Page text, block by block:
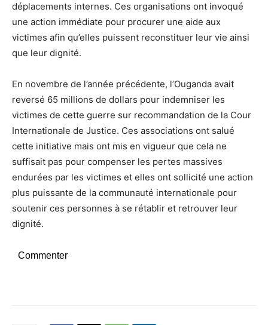
déplacements internes. Ces organisations ont invoqué
une action immédiate pour procurer une aide aux
victimes afin qu’elles puissent reconstituer leur vie ainsi
que leur dignité.
En novembre de l’année précédente, l’Ouganda avait
reversé 65 millions de dollars pour indemniser les
victimes de cette guerre sur recommandation de la Cour
Internationale de Justice. Ces associations ont salué
cette initiative mais ont mis en vigueur que cela ne
suffisait pas pour compenser les pertes massives
endurées par les victimes et elles ont sollicité une action
plus puissante de la communauté internationale pour
soutenir ces personnes à se rétablir et retrouver leur
dignité.
Commenter